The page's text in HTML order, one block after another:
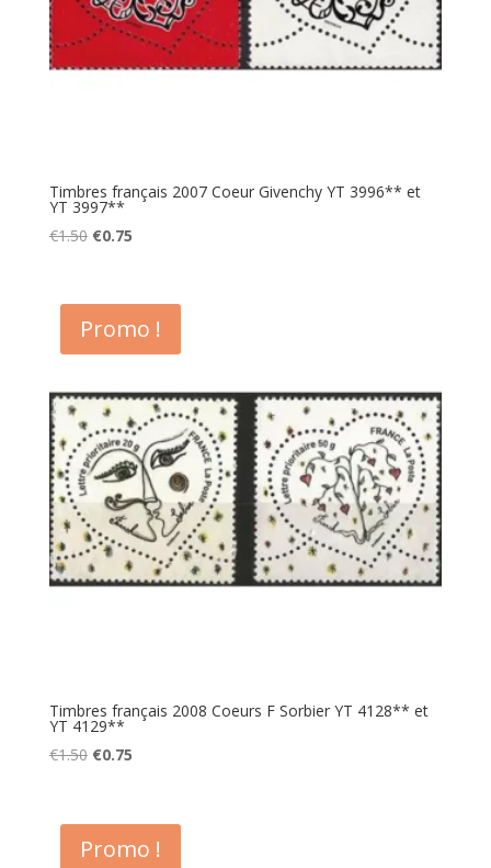
Timbres français 2007 Coeur Givenchy YT 3996** et
YT 3997**
€1.50 Le
était :
€1.50.
€0.75Le
est :
€0.75.
Promo !
Timbres français 2008 Coeurs F Sorbier YT 4128** et
YT 4129**
€1.50 Le
était :
€1.50.
€0.75Le
est :
€0.75.
Promo !